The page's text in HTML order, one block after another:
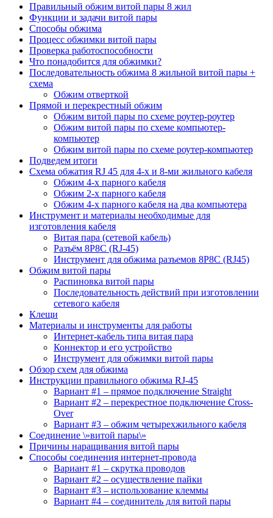
Правильный обжим витой пары 8 жил
Функции и задачи витой пары
Способы обжима
Процесс обжимки витой пары
Проверка работоспособности
Что понадобится для обжимки?
Последовательность обжима 8 жильной витой пары +
схема
Обжим отверткой
Прямой и перекрестный обжим
Обжим витой пары по схеме роутер-роутер
Обжим витой пары по схеме компьютер-
компьютер
Обжим витой пары по схеме роутер-компьютер
Подведем итоги
Схема обжатия RJ 45 для 4-х и 8-ми жильного кабеля
Обжим 4-х парного кабеля
Обжим 2-х парного кабеля
Обжим 4-х парного кабеля на два компьютера
Инструмент и материалы необходимые для
изготовления кабеля
Витая пара (сетевой кабель)
Разъём 8P8С (RJ-45)
Инструмент для обжима разъемов 8P8C (RJ45)
Обжим витой пары
Распиновка витой пары
Последовательность действий при изготовлении
сетевого кабеля
Клещи
Материалы и инструменты для работы
Интернет-кабель типа витая пара
Коннектор и его устройство
Инструмент для обжимки витой пары
Обзор схем для обжима
Инструкции правильного обжима RJ-45
Вариант #1 – прямое подключение Straight
Вариант #2 – перекрестное подключение Cross-
Over
Вариант #3 – обжим четырехжильного кабеля
Соединение \»витой пары\»
Причины наращивания витой пары
Способы соединения интернет-провода
Вариант #1 – скрутка проводов
Вариант #2 – осуществление пайки
Вариант #3 – использование клеммы
Вариант #4 – соединитель для витой пары